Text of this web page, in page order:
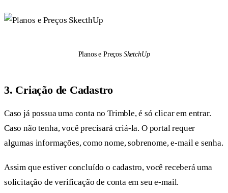
Planos e Preços SketchUp
3. Criação de Cadastro
Caso já possua uma conta no Trimble, é só clicar em entrar.
Caso não tenha, você precisará criá-la. O portal requer
algumas informações, como nome, sobrenome, e-mail e senha.
Assim que estiver concluído o cadastro, você receberá uma
solicitação de verificação de conta em seu e-mail.